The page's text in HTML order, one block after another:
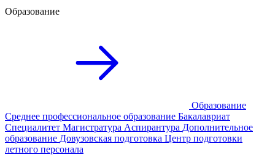
Образование
Образование
Среднее профессиональное образование Бакалавриат
Специалитет Магистратура Аспирантура Дополнительное
образование Довузовская подготовка Центр подготовки
летного персонала